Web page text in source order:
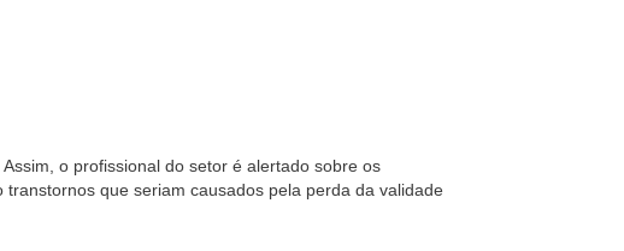
o profissional do setor é alertado sobre os
que seriam causados pela perda da validade